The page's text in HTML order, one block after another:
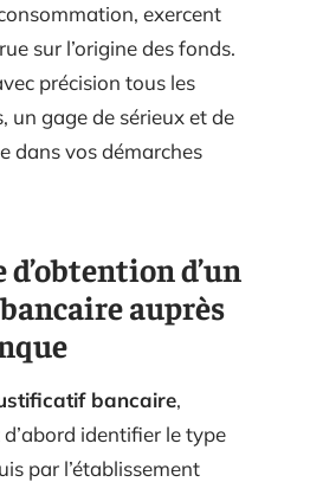
exercent
sur l’origine des fonds.
précision tous les
un gage de sérieux et de
dans vos démarches
d’obtention d’un
auprès
bancaire,
identifier le type
par l’établissement